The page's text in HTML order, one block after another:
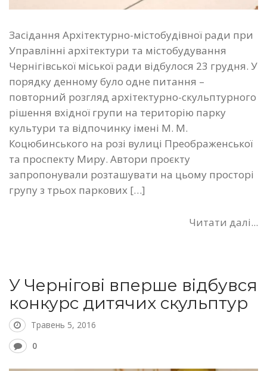
Засідання Архітектурно-містобудівної ради при
Управлінні архітектури та містобудування
Чернігівської міської ради відбулося 23 грудня. У
порядку денному було одне питання –
повторний розгляд архітектурно-скульптурного
рішення вхідної групи на територію парку
культури та відпочинку імені М. М.
Коцюбинського на розі вулиці Преображенської
та проспекту Миру. Автори проєкту
запропонували розташувати на цьому просторі
групу з трьох паркових […]
Читати далі...
У Чернігові вперше відбувся
конкурс дитячих скульптур
Травень 5, 2016
0